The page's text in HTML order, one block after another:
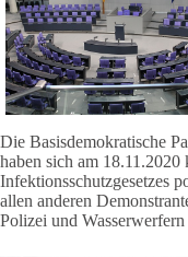
Die Basisdemokratische
haben sich am
Infektionsschutzgesetzes
allen anderen
Polizei und Wasserwerfern